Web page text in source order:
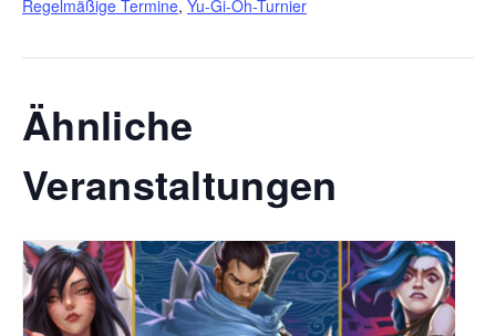
Regelmäßige Termine, Yu-Gi-Oh-Turnier
Ähnliche
Veranstaltungen